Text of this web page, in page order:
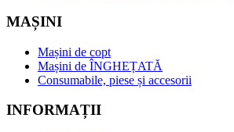
MAȘINI
Mașini de copt
Mașini de ÎNGHEȚATĂ
Consumabile, piese și accesorii
INFORMAȚII